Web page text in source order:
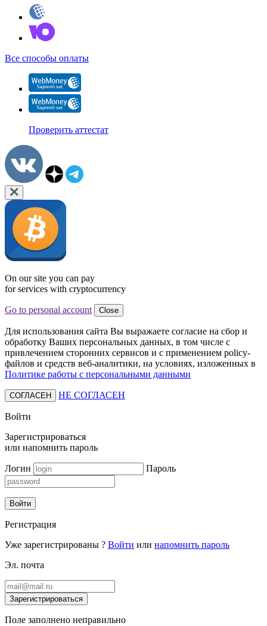
Все способы оплаты
Проверить аттестат
On our site you can pay
for services with cryptocurrency
Go to personal account Close
Для использования сайта Вы выражаете согласие на сбор и
обработку Ваших персональных данных, в том числе с
привлечением сторонних сервисов и с применением policy-
файлов и средств веб-аналитики, на условиях, изложенных в
Политике работы с персональными данными
СОГЛАСЕН НЕ СОГЛАСЕН
Войти
Зарегистрироваться
или напомнить пароль
Логин Пароль
Войти
Регистрация
Уже зарегистрированы ? Войти или напомнить пароль
Эл. почта
Зарегистрироваться
Поле заполнено неправильно